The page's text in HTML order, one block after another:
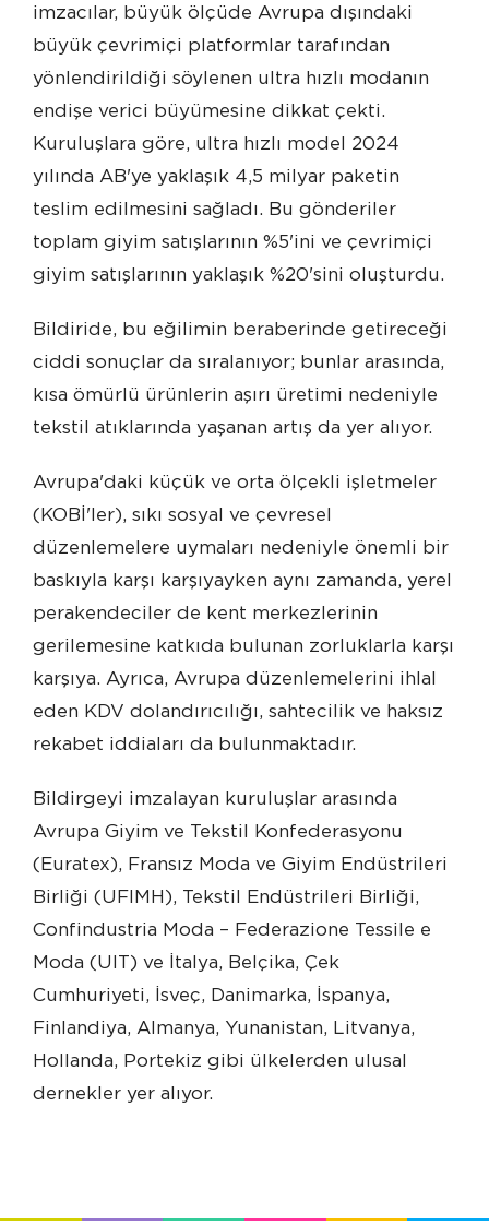
imzacılar, büyük ölçüde Avrupa dışındaki
büyük çevrimiçi platformlar tarafından
yönlendirildiği söylenen ultra hızlı modanın
endişe verici büyümesine dikkat çekti.
Kuruluşlara göre, ultra hızlı model 2024
yılında AB'ye yaklaşık 4,5 milyar paketin
teslim edilmesini sağladı. Bu gönderiler
toplam giyim satışlarının %5'ini ve çevrimiçi
giyim satışlarının yaklaşık %20'sini oluşturdu.
Bildiride, bu eğilimin beraberinde getireceği
ciddi sonuçlar da sıralanıyor; bunlar arasında,
kısa ömürlü ürünlerin aşırı üretimi nedeniyle
tekstil atıklarında yaşanan artış da yer alıyor.
Avrupa'daki küçük ve orta ölçekli işletmeler
(KOBİ'ler), sıkı sosyal ve çevresel
düzenlemelere uymaları nedeniyle önemli bir
baskıyla karşı karşıyayken aynı zamanda, yerel
perakendeciler de kent merkezlerinin
gerilemesine katkıda bulunan zorluklarla karşı
karşıya. Ayrıca, Avrupa düzenlemelerini ihlal
eden KDV dolandırıcılığı, sahtecilik ve haksız
rekabet iddiaları da bulunmaktadır.
Bildirgeyi imzalayan kuruluşlar arasında
Avrupa Giyim ve Tekstil Konfederasyonu
(Euratex), Fransız Moda ve Giyim Endüstrileri
Birliği (UFIMH), Tekstil Endüstrileri Birliği,
Confindustria Moda – Federazione Tessile e
Moda (UIT) ve İtalya, Belçika, Çek
Cumhuriyeti, İsveç, Danimarka, İspanya,
Finlandiya, Almanya, Yunanistan, Litvanya,
Hollanda, Portekiz gibi ülkelerden ulusal
dernekler yer alıyor.